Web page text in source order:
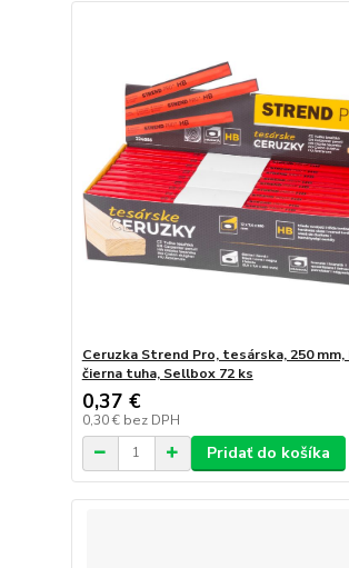
Ceruzka Strend Pro, tesárska, 250 mm,
čierna tuha, Sellbox 72 ks
0,37 €
0,30 € bez DPH
Pridať do košíka